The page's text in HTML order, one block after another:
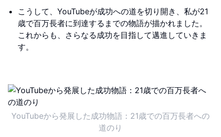
こうして、YouTubeが成功への道を切り開き、私が21
歳で百万長者に到達するまでの物語が描かれました。
これからも、さらなる成功を目指して邁進していきま
す。
YouTubeから発展した成功物語：21歳での百万長者への
道のり